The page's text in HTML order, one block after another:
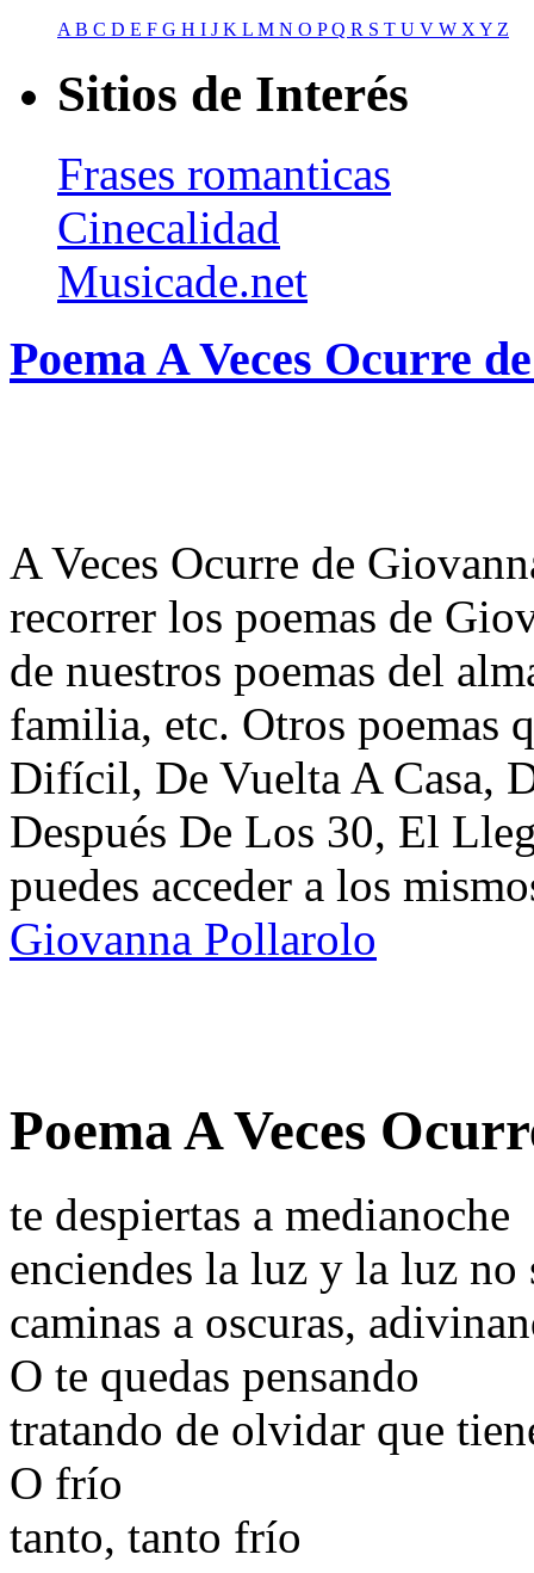
A B C D E F G H I J K L M N O PQ R S T U V W X Y Z
Sitios de Interés
Frases romanticas
Cinecalidad
Musicade.net
Poema A Veces Ocurre
A Veces Ocurre de
recorrer los poemas de
de nuestros poemas del
familia, etc. Otros poemas
Difícil, De Vuelta A Casa,
Después De Los 30, El
puedes acceder a los
Giovanna Pollarolo
Poema A Veces
te despiertas a medianoche
enciendes la luz y la luz no
caminas a oscuras,
O te quedas pensando
tratando de olvidar que
O frío
tanto, tanto frío